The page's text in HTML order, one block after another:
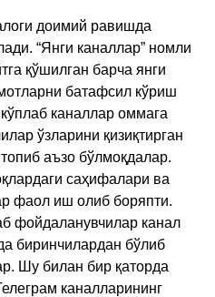
доимий равишда
“Янги каналлар” номли
қўшилган барча янги
батафсил кўриш
каналлар оммага
ўзларини қизиқтирган
аъзо бўлмоқдалар.
саҳифалари ва
фаол иш олиб боряпти.
фойдаланувчилар канал
биринчилардан бўлиб
Шу билан бир қаторда
каналларининг